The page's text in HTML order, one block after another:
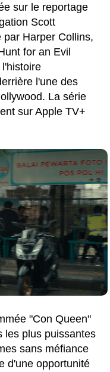
sur le reportage
Scott
Harper Collins,
for an Evil
l'une des
La série
sur Apple TV+
"Con Queen"
les plus puissantes
sans méfiance
d'une opportunité